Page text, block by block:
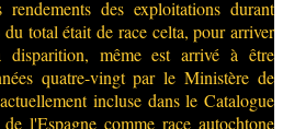
des exploitations durant
total était de race celta, pour arriver
disparition, même est arrivé à être
quatre-vingt par le Ministère de
incluse dans le Catalogue
l'Espagne comme race autochtone